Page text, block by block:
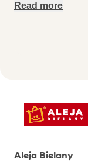
Read more
Aleja Bielany